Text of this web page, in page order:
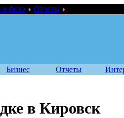
и фото Отчеты
Бизнес Отчеты
в Кировск